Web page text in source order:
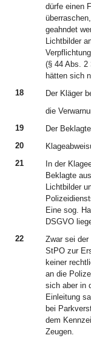
dürfe einen
geahndet
Lichtbilder
(§ 44 Abs. 2
hätten sich
18
Der Kläger
die
19
Der
20
21
In der
Beklagte
Lichtbilder
Eine sog.
DSGVO
22
Zwar sei
StPO zur
keiner
an die
sich aber in
Einleitung
bei
dem
Zeugen.